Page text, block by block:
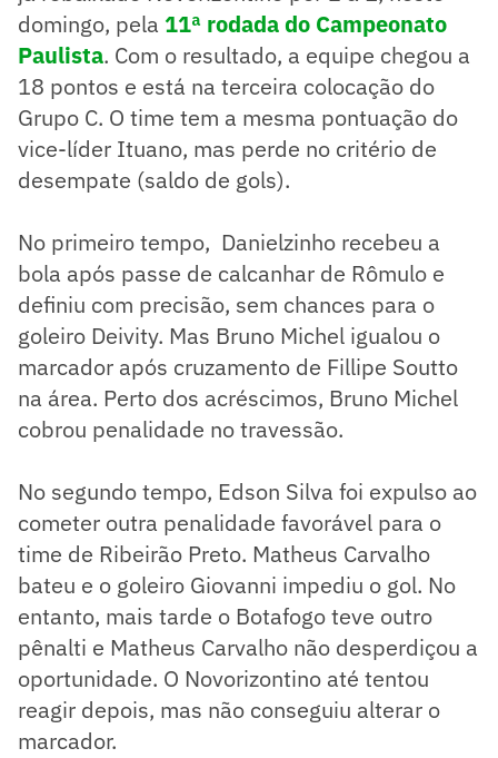
domingo, pela 11ª rodada do Campeonato
Paulista. Com o resultado, a equipe chegou a
18 pontos e está na terceira colocação do
Grupo C. O time tem a mesma pontuação do
vice-líder Ituano, mas perde no critério de
desempate (saldo de gols).
No primeiro tempo, Danielzinho recebeu a
bola após passe de calcanhar de Rômulo e
definiu com precisão, sem chances para o
goleiro Deivity. Mas Bruno Michel igualou o
marcador após cruzamento de Fillipe Soutto
na área. Perto dos acréscimos, Bruno Michel
cobrou penalidade no travessão.
No segundo tempo, Edson Silva foi expulso ao
cometer outra penalidade favorável para o
time de Ribeirão Preto. Matheus Carvalho
bateu e o goleiro Giovanni impediu o gol. No
entanto, mais tarde o Botafogo teve outro
pênalti e Matheus Carvalho não desperdiçou a
oportunidade. O Novorizontino até tentou
reagir depois, mas não conseguiu alterar o
marcador.